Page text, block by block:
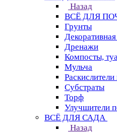
Назад
ВСЁ ДЛЯ
Грунты
Дренажи
Компосты,
Мульча
Субстраты
Торф
Улучшители
ВСЁ ДЛЯ САДА
Назад